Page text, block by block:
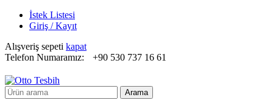
İstek Listesi
Giriş / Kayıt
Alışveriş sepeti kapat
Telefon Numaramız:
+90 530 737 16 61
Arayın: Arama